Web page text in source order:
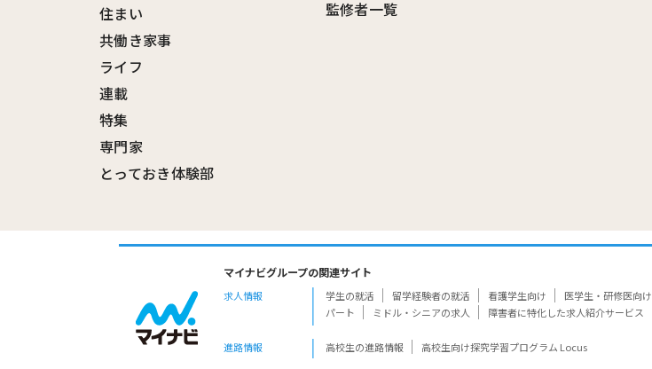
住まい
共働き家事
ライフ
連載
特集
専門家
とっておき体験部
監修者一覧
マイナビグループの関連サイト
求人情報 学生の就活 留学経験者の就活 看護学生向け 医学生・研修医向け
パート
ミドル・シニアの求人 障害者に特化した求人紹介サービス
進路情報 高校生の進路情報 高校生向け探究学習プログラム Locus